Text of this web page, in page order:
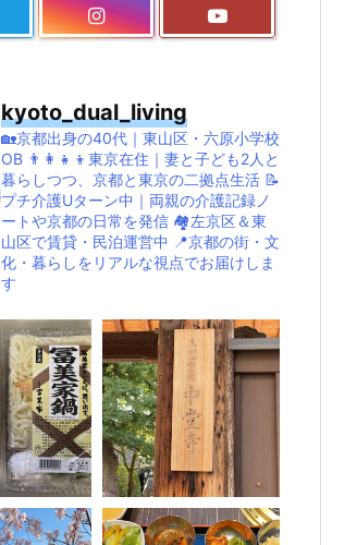
kyoto_dual_living
🏡京都出身の40代｜東山区・六原小学校
OB 👨‍👩‍👧‍👦東京在住｜妻と子ども2人と
暮らしつつ、京都と東京の二拠点生活 📝
プチ介護Uターン中｜両親の介護記録ノ
ートや京都の日常を発信 🏘左京区＆東
山区で賃貸・民泊運営中 📍京都の街・文
化・暮らしをリアルな視点でお届けしま
す